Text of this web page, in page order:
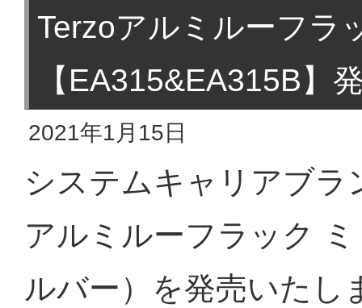
Terzoアルミルーフラ
【EA315&EA315B】
2021年1月15日
システムキャリアブラ
アルミルーフラック
ルバー）を発売いたし